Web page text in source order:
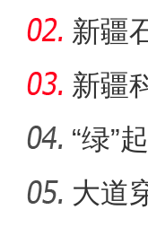
新疆
同体
新疆
绘“同
“绿”
大道